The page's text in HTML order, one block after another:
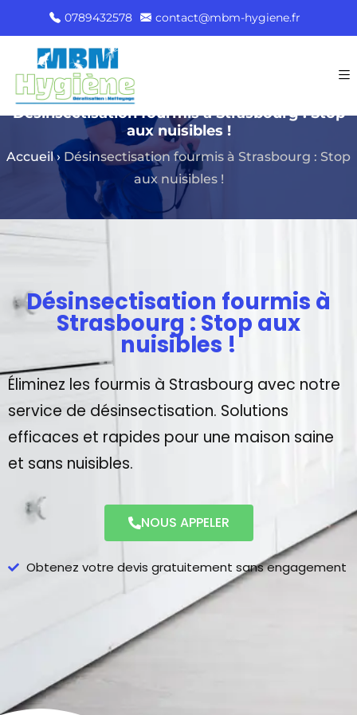
0789432578 contact@mbm-hygiene.fr
Désinsectisation fourmis à Strasbourg : Stop
aux nuisibles !
Accueil› Désinsectisation fourmis à Strasbourg : Stop
aux nuisibles !
Désinsectisation fourmis à
Strasbourg : Stop aux
nuisibles !
Éliminez les fourmis à Strasbourg avec notre
service de désinsectisation. Solutions
efficaces et rapides pour une maison saine
et sans nuisibles.
NOUS APPELER
Obtenez votre devis gratuitement sans engagement